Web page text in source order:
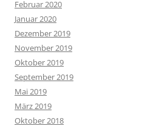
Februar 2020
Januar 2020
Dezember 2019
November 2019
Oktober 2019
September 2019
Mai 2019
März 2019
Oktober 2018